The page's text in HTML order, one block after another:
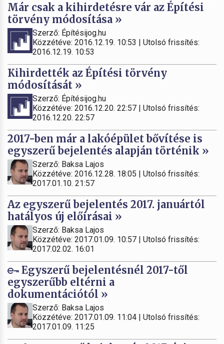
Már csak a kihirdetésre vár az Építési
törvény módosítása »
Szerző: Építésijog.hu
Közzétéve: 2016.12.19. 10:53 | Utolsó frissítés:
2016.12.19. 10:53
Kihirdették az Építési törvény
módosítását »
Szerző: Építésijog.hu
Közzétéve: 2016.12.20. 22:57 | Utolsó frissítés:
2016.12.20. 22:57
2017-ben már a lakóépület bővítése is
egyszerű bejelentés alapján történik »
Szerző: Baksa Lajos
Közzétéve: 2016.12.28. 18:05 | Utolsó frissítés:
2017.01.10. 21:57
Az egyszerű bejelentés 2017. januártól
hatályos új előírásai »
Szerző: Baksa Lajos
Közzétéve: 2017.01.09. 10:57 | Utolsó frissítés:
2017.02.02. 16:01
Egyszerű bejelentésnél 2017-től
egyszerűbb eltérni a
dokumentációtól »
Szerző: Baksa Lajos
Közzétéve: 2017.01.09. 11:04 | Utolsó frissítés:
2017.01.09. 11:25